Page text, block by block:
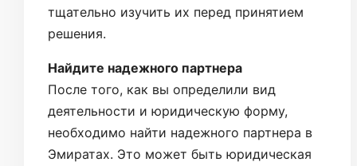
тщательно изучить их перед принятием
решения.
Найдите надежного партнера
После того, как вы определили вид
деятельности и юридическую форму,
необходимо найти надежного партнера в
Эмиратах. Это может быть юридическая